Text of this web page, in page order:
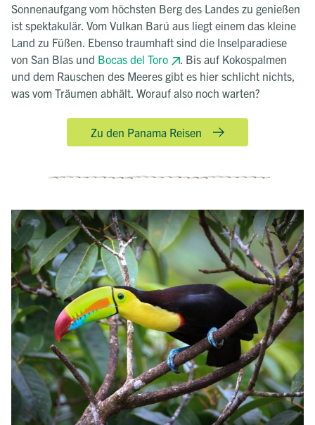
Sonnenaufgang vom höchsten Berg des Landes zu genießen
ist spektakulär. Vom Vulkan Barú aus liegt einem das kleine
Land zu Füßen. Ebenso traumhaft sind die Inselparadiese
von San Blas und Bocas del Toro
. Bis auf Kokospalmen
und dem Rauschen des Meeres gibt es hier schlicht nichts,
was vom Träumen abhält. Worauf also noch warten?
Zu den Panama Reisen